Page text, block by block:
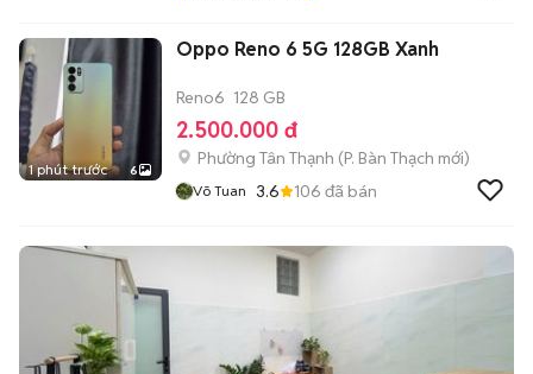
1 phút trước 6
Oppo Reno 6 5G 128GB Xanh
Reno6 128 GB
2.500.000 đ
Phường Tân Thạnh (P. Bàn Thạch mới)
Võ Tuan 3.6 106 đã bán